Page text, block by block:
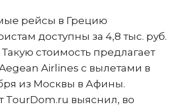
рейсы в Грецию
доступны за 4,8 тыс. руб.
стоимость предлагает
Airlines с вылетами в
из Москвы в Афины.
TourDom.ru выяснил, во